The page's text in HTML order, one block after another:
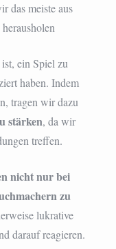
das meiste aus
ein Spiel zu
haben. Indem
tragen wir dazu
stärken, da wir
treffen.
nicht nur bei
zu
lukrative
darauf reagieren.